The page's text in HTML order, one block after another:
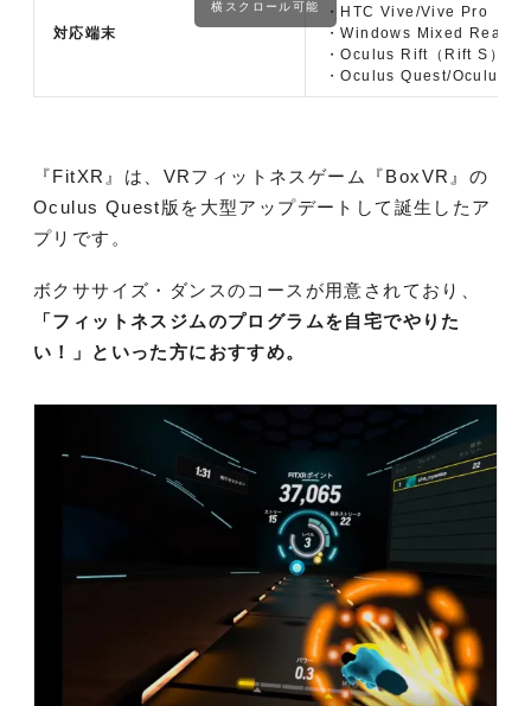
対応端末
・HTC Vive/Vive Pro
・Windows Mixed Reality
・Oculus Rift（Rift S）
・Oculus Quest/Oculus
横スクロール可能
『FitXR』は、VRフィットネスゲーム『BoxVR』の
Oculus Quest版を大型アップデートして誕生したア
プリです。
ボクササイズ・ダンスのコースが用意されており、
「フィットネスジムのプログラムを自宅でやりた
い！」といった方におすすめ。